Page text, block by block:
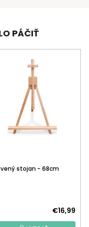
PÁČIŤ
stojan - 68cm
€16,99